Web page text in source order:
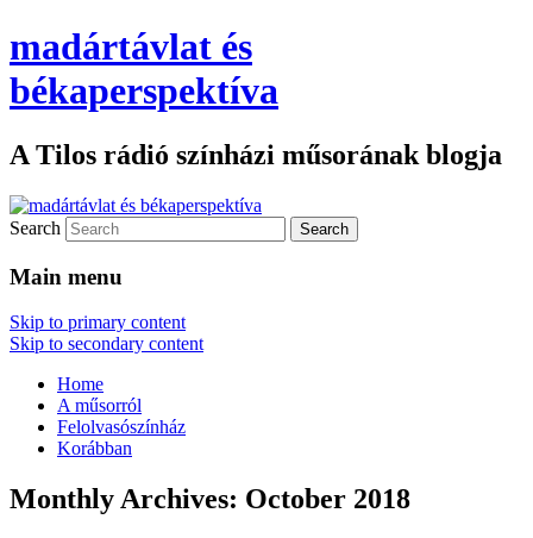
madártávlat és
békaperspektíva
A Tilos rádió színházi műsorának blogja
Search
Main menu
Skip to primary content
Skip to secondary content
Home
A műsorról
Felolvasószínház
Korábban
Monthly Archives: October 2018